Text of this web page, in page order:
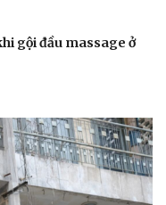
gội đầu massage ở